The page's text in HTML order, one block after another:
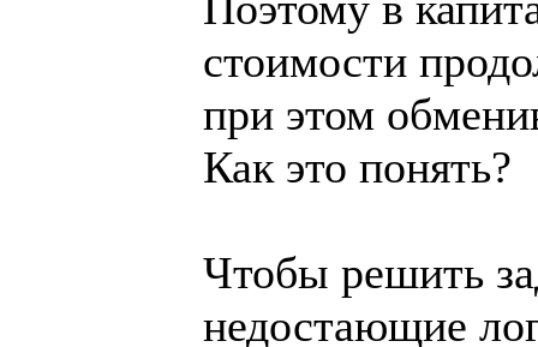
стоимости
при этом
Как это понять?
Чтобы решить
недостающие